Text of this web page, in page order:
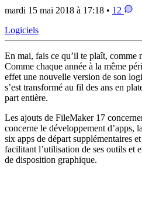
mardi 15 mai 2018 à 17:18 • 12
Logiciels
En mai, fais ce qu’il te plaît, comme
Comme chaque année à la même
effet une nouvelle version de son
s’est transformé au fil des ans en
part entière.
Les ajouts de FileMaker 17
concerne le développement d’apps,
six apps de départ supplémentaires
facilitant l’utilisation de ses outils et
de disposition graphique.